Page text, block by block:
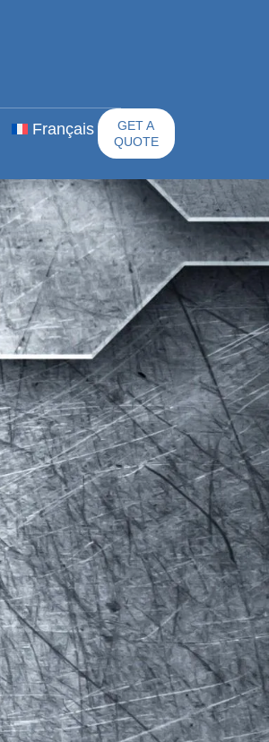
Français
GET A
QUOTE